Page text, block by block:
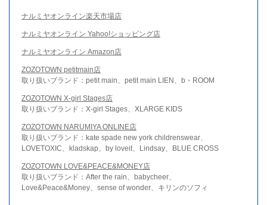
ナルミヤオンライン楽天市場店
ナルミヤオンライン Yahoo!ショッピング店
ナルミヤオンライン Amazon店
ZOZOTOWN petitmain店
取り扱いブランド：petit main、petit main LIEN、b・ROOM
ZOZOTOWN X-girl Stages店
取り扱いブランド：X-girl Stages、XLARGE KIDS
ZOZOTOWN NARUMIYA ONLINE店
取り扱いブランド：kate spade new york childrenswear、
LOVETOXIC、kladskap、by loveit、Lindsay、BLUE CROSS
ZOZOTOWN LOVE&PEACE&MONEY店
取り扱いブランド：After the rain、babycheer、
Love&Peace&Money、sense of wonder、キリンのソフィ